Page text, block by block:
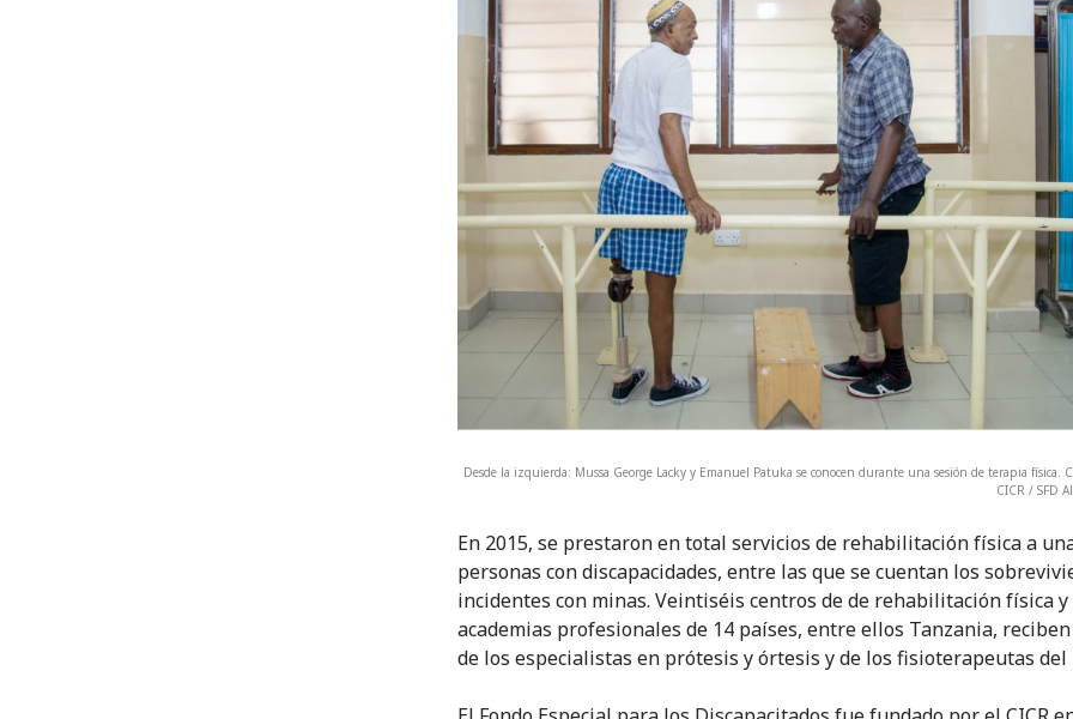
Desde la izquierda: Mussa George Lacky y Emanuel Patuka se conocen durante una sesión de terapia física.
CICR / SFD
En 2015, se prestaron en total servicios de rehabilitación física a
personas con discapacidades, entre las que se cuentan los
incidentes con minas. Veintiséis centros de de rehabilitación física y
academias profesionales de 14 países, entre ellos Tanzania,
de los especialistas en prótesis y órtesis y de los fisioterapeutas del